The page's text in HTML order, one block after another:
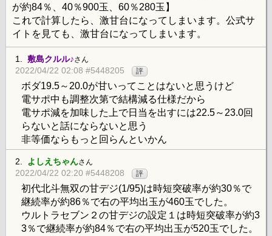
が約84％、40％900玉、60％280玉】
これで計算したら、激甘台になってしまいます。公式サ
イトを見ても、激甘台になってしまいます。
1. 敷島クルル♪さん
2022/04/22 02:08 #5448205 評
ボダ19.5～20.0が甘いってことはないと思うけど
電サポ中も調整次第で結構減る仕様だから
電サポ減を加味した上で日当を出すには22.5～23.0回
らないと話にならないと思う
非等価ならもっと回らんといかん
2. よしえちゃんさん
2022/04/22 02:20 #5448208 評
初代北斗無双の甘デジ(1/95)は時短突破率が約30％で
継続率が約86％で右の平均出玉が460玉でした。
ウルトラセブン２の甘デジの設定１は時短突破率が約3
3％で継続率が約84％で右の平均出玉が520玉でした。